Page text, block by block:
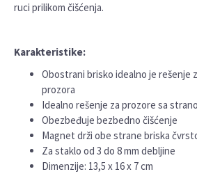
ruci prilikom čišćenja.
Karakteristike:
Obostrani brisko idealno je rešenje
prozora
Idealno rešenje za prozore sa
Obezbeđuje bezbedno čišćenje
Magnet drži obe strane briska
Za staklo od 3 do 8 mm debljine
Dimenzije: 13,5 x 16 x 7 cm